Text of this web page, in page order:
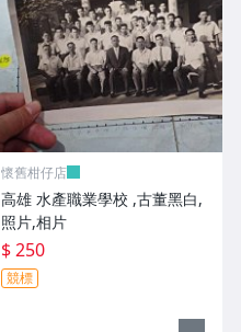
懷舊柑仔店
高雄 水產職業學校 ,古董黑白,
照片,相片
$ 250
競標